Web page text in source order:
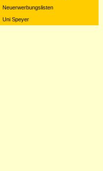
Neuerwerbungslisten
Uni Speyer